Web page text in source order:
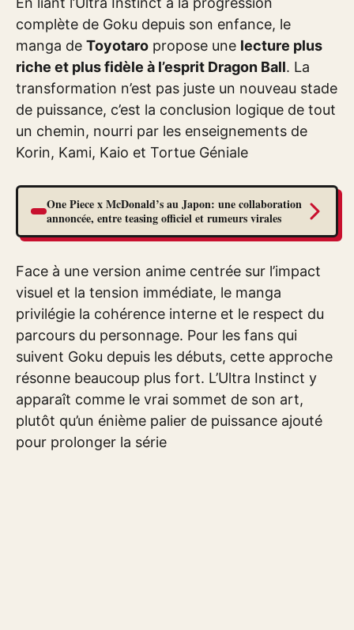
complète de Goku depuis son enfance, le
manga de Toyotaro propose une lecture plus
riche et plus fidèle à l’esprit Dragon Ball. La
transformation n’est pas juste un nouveau stade
de puissance, c’est la conclusion logique de tout
un chemin, nourri par les enseignements de
Korin, Kami, Kaio et Tortue Géniale
One Piece x McDonald’s au Japon: une collaboration
annoncée, entre teasing officiel et rumeurs virales
Face à une version anime centrée sur l’impact
visuel et la tension immédiate, le manga
privilégie la cohérence interne et le respect du
parcours du personnage. Pour les fans qui
suivent Goku depuis les débuts, cette approche
résonne beaucoup plus fort. L’Ultra Instinct y
apparaît comme le vrai sommet de son art,
plutôt qu’un énième palier de puissance ajouté
pour prolonger la série